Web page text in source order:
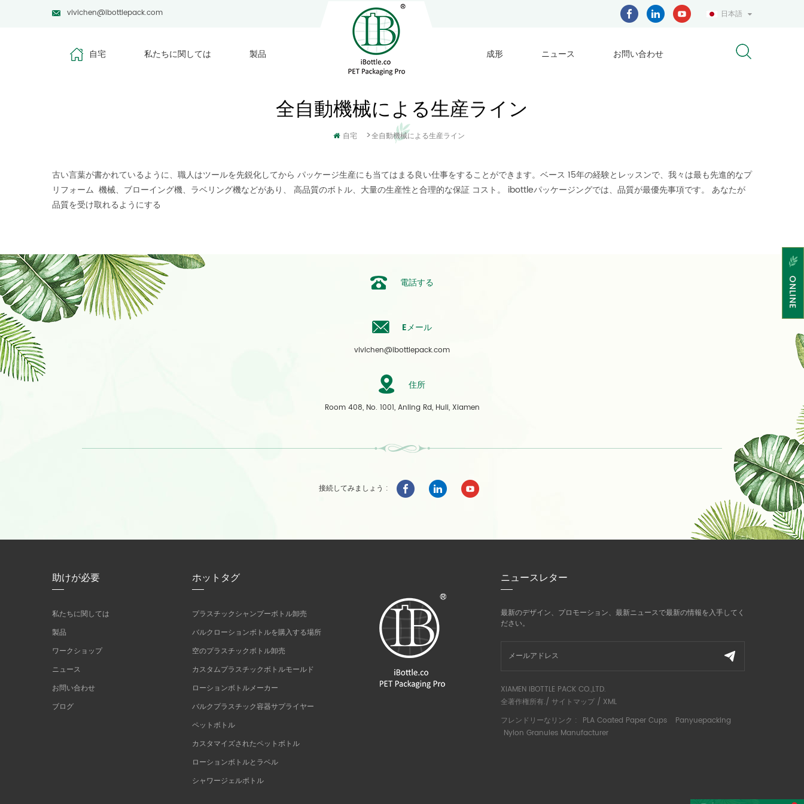
vivichen@ibottlepack.com 日本語
自宅 私たちに関しては 製品 成形 ニュース お問い合わせ
全自動機械による生産ライン
自宅 >全自動機械による生産ライン
古い言葉が書かれているように、職人はツールを先鋭化してから パッケージ生産にも当てはまる良い仕事をすることができます。ベース 15年の経験とレッスンで、我々は最も先進的なプ
リフォーム 機械、ブローイング機、ラベリング機などがあり、 高品質のボトル、大量の生産性と合理的な保証 コスト。 ibottleパッケージングでは、品質が最優先事項です。 あなたが
品質を受け取れるようにする
電話する
Eメール
vivichen@ibottlepack.com
住所
Room 408, No. 1001, Anling Rd, Huli, Xiamen
接続してみましょう :
助けが必要
私たちに関しては
製品
ワークショップ
ニュース
お問い合わせ
ブログ
ホットタグ
プラスチックシャンプーボトル卸売
バルクローションボトルを購入する場所
空のプラスチックボトル卸売
カスタムプラスチックボトルモールド
ローションボトルメーカー
バルクプラスチック容器サプライヤー
ペットボトル
カスタマイズされたペットボトル
ローションボトルとラベル
シャワージェルボトル
ニュースレター
最新のデザイン、プロモーション、最新ニュースで最新の情報を入手してく
ださい。
XIAMEN IBOTTLE PACK CO.,LTD.
全著作権所有./サイトマップ / XML
フレンドリーなリンク :
PLA Coated Paper Cups
Panyuepacking
Nylon Granules Manufacturer